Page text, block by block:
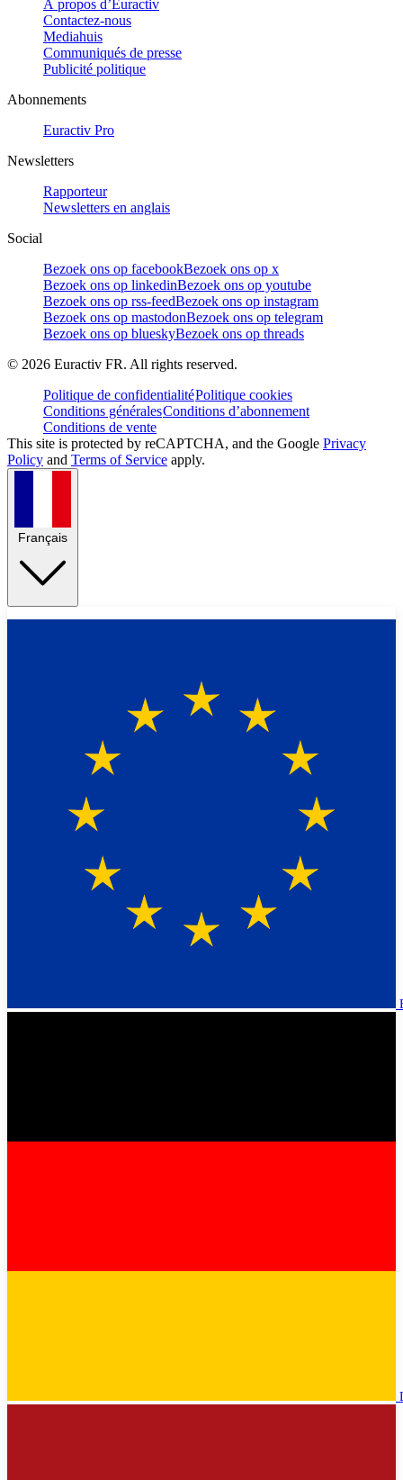
À propos d’Euractiv
Contactez-nous
Mediahuis
Communiqués de presse
Publicité politique
Abonnements
Euractiv Pro
Newsletters
Rapporteur
Newsletters en anglais
Social
Bezoek ons op facebookBezoek ons op x
Bezoek ons op linkedinBezoek ons op youtube
Bezoek ons op rss-feedBezoek ons op instagram
Bezoek ons op mastodonBezoek ons op telegram
Bezoek ons op blueskyBezoek ons op threads
© 2026 Euractiv FR. All rights reserved.
Politique de confidentialitéPolitique cookies
Conditions généralesConditions d’abonnement
Conditions de vente
This site is protected by reCAPTCHA, and the Google Privacy
Policy and Terms of Service apply.
Français